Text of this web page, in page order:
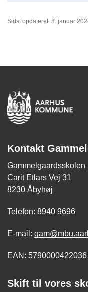
Sidst opdateret: 8. januar
Kontakt
Gammelgaardsskolen
Carit Etlars Vej 31
8230 Åbyhøj
Telefon: 8940 9696
E-mail:
EAN: 5790000422036
Skift til vores